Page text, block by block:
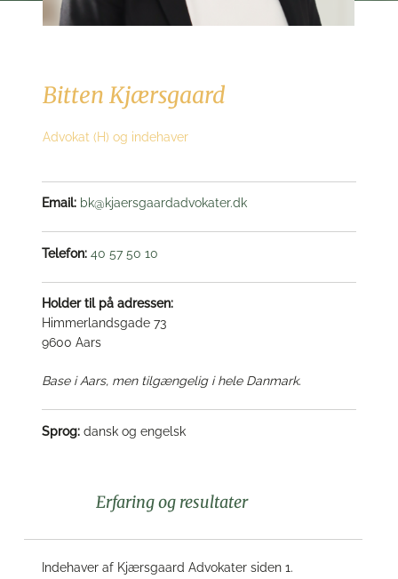
Bitten Kjærsgaard
Advokat (H) og indehaver
Email: bk@kjaersgaardadvokater.dk
Telefon: 40 57 50 10
Holder til på adressen:
Himmerlandsgade 73
9600 Aars
Base i Aars, men tilgængelig i hele Danmark.
Sprog:dansk og engelsk
Erfaring og resultater
Indehaver af Kjærsgaard Advokater siden 1.